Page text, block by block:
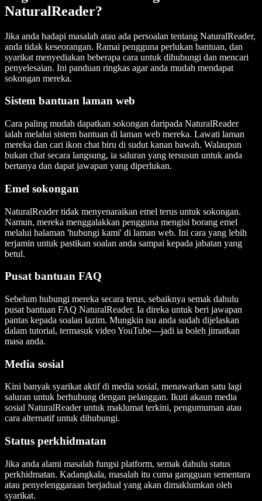
NaturalReader?
Jika anda hadapi masalah atau ada persoalan tentang NaturalReader,
anda tidak keseorangan. Ramai pengguna perlukan bantuan, dan
syarikat menyediakan beberapa cara untuk dihubungi dan mencari
penyelesaian. Ini panduan ringkas agar anda mudah mendapat
sokongan mereka.
Sistem bantuan laman web
Cara paling mudah dapatkan sokongan daripada NaturalReader
ialah melalui sistem bantuan di laman web mereka. Lawati laman
mereka dan cari ikon chat biru di sudut kanan bawah. Walaupun
bukan chat secara langsung, ia saluran yang tersusun untuk anda
bertanya dan dapat jawapan yang diperlukan.
Emel sokongan
NaturalReader tidak menyenaraikan emel terus untuk sokongan.
Namun, mereka menggalakkan pengguna mengisi borang emel
melalui halaman 'hubungi kami' di laman web. Ini cara yang lebih
terjamin untuk pastikan soalan anda sampai kepada jabatan yang
betul.
Pusat bantuan FAQ
Sebelum hubungi mereka secara terus, sebaiknya semak dahulu
pusat bantuan FAQ NaturalReader. Ia direka untuk beri jawapan
pantas kepada soalan lazim. Mungkin isu anda sudah dijelaskan
dalam tutorial, termasuk video YouTube—jadi ia boleh jimatkan
masa anda.
Media sosial
Kini banyak syarikat aktif di media sosial, menawarkan satu lagi
saluran untuk berhubung dengan pelanggan. Ikuti akaun media
sosial NaturalReader untuk maklumat terkini, pengumuman atau
cara alternatif untuk dihubungi.
Status perkhidmatan
Jika anda alami masalah fungsi platform, semak dahulu status
perkhidmatan. Kadangkala, masalah itu cuma gangguan sementara
atau penyelenggaraan berjadual yang akan dimaklumkan oleh
syarikat.